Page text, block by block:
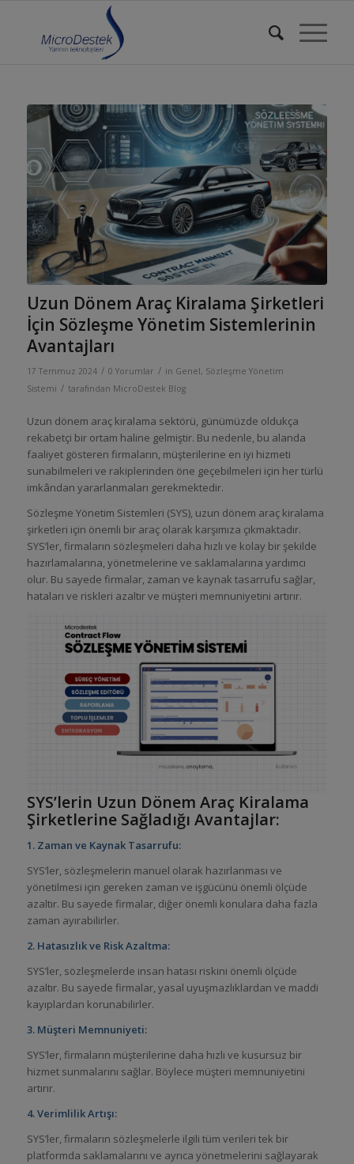
Uzun Dönem Araç Kiralama Şirketleri
İçin Sözleşme Yönetim Sistemlerinin
Avantajları
17 Temmuz 2024 / 0 Yorumlar / in Genel, Sözleşme Yönetim
Sistemi / tarafından MicroDestek Blog
Uzun dönem araç kiralama sektörü, günümüzde oldukça
rekabetçi bir ortam haline gelmiştir. Bu nedenle, bu alanda
faaliyet gösteren firmaların, müşterilerine en iyi hizmeti
sunabilmeleri ve rakiplerinden öne geçebilmeleri için her türlü
imkândan yararlanmaları gerekmektedir.
Sözleşme Yönetim Sistemleri (SYS), uzun dönem araç kiralama
şirketleri için önemli bir araç olarak karşımıza çıkmaktadır.
SYS’ler, firmaların sözleşmeleri daha hızlı ve kolay bir şekilde
hazırlamalarına, yönetmelerine ve saklamalarına yardımcı
olur. Bu sayede firmalar, zaman ve kaynak tasarrufu sağlar,
hataları ve riskleri azaltır ve müşteri memnuniyetini artırır.
SYS’lerin Uzun Dönem Araç Kiralama
Şirketlerine Sağladığı Avantajlar:
1. Zaman ve Kaynak Tasarrufu:
SYS’ler, sözleşmelerin manuel olarak hazırlanması ve
yönetilmesi için gereken zaman ve işgücünü önemli ölçüde
azaltır. Bu sayede firmalar, diğer önemli konulara daha fazla
zaman ayırabilirler.
2. Hatasızlık ve Risk Azaltma:
SYS’ler, sözleşmelerde insan hatası riskini önemli ölçüde
azaltır. Bu sayede firmalar, yasal uyuşmazlıklardan ve maddi
kayıplardan korunabilirler.
3. Müşteri Memnuniyeti:
SYS’ler, firmaların müşterilerine daha hızlı ve kusursuz bir
hizmet sunmalarını sağlar. Böylece müşteri memnuniyetini
artırır.
4. Verimlilik Artışı:
SYS’ler, firmaların sözleşmelerle ilgili tüm verileri tek bir
platformda saklamalarını ve ayrıca yönetmelerini sağlayarak